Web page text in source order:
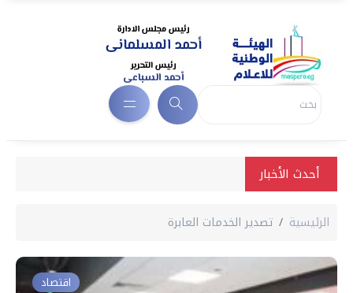
أحدث الأخبار
الرئيسية تصدير الخدمات العابرة
اقتصاد